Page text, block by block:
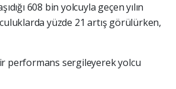
608 bin yolcuyla geçen yılın
yüzde 21 artış görülürken,
performans sergileyerek yolcu